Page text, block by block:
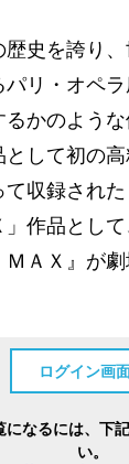
歴史を誇り
パリ・オペ
かのよう
として初の
て収録され
作品とし
ＭＡＸ』が劇
ログイン画
になるには、下
い。